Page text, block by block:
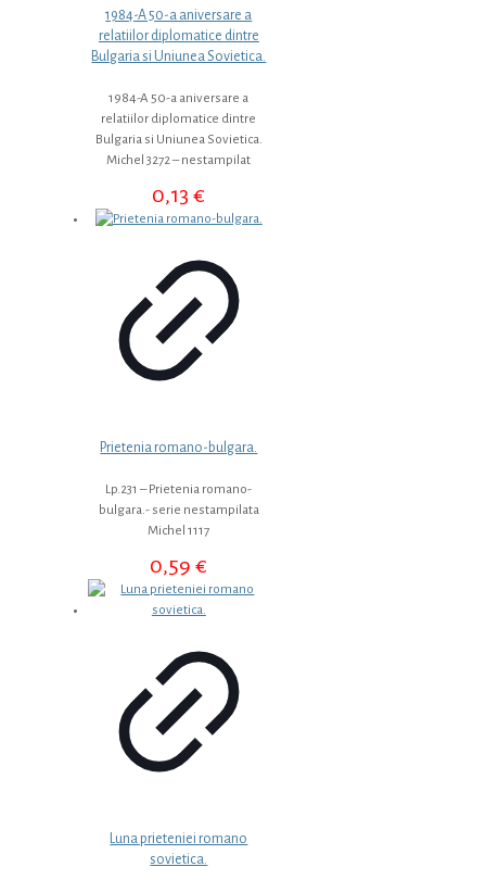
1984-A 50-a aniversare a
relatiilor diplomatice dintre
Bulgaria si Uniunea Sovietica.
1984-A 50-a aniversare a
relatiilor diplomatice dintre
Bulgaria si Uniunea Sovietica.
Michel 3272 – nestampilat
0,13€
Prietenia romano-bulgara.
Lp.231 – Prietenia romano-
bulgara.- serie nestampilata
Michel 1117
0,59€
Luna prieteniei romano
sovietica.